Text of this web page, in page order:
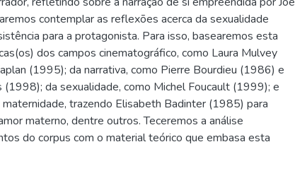
contemplar as reflexões acerca da sexualidade
para a protagonista. Para isso, basearemos esta
dos campos cinematográfico, como Laura Mulvey
(1995); da narrativa, como Pierre Bourdieu (1986) e
(1998); da sexualidade, como Michel Foucault (1999); e
trazendo Elisabeth Badinter (1985) para
materno, dentre outros. Teceremos a análise
do corpus com o material teórico que embasa esta